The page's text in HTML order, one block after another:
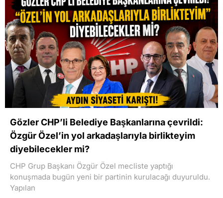
Gözler CHP’li Belediye Başkanlarına çevrildi:
Özgür Özel’in yol arkadaşlarıyla birlikteyim
diyebilecekler mi?
CHP Grup Başkanı Özgür Özel mecliste yaptığı
konuşmada bugün yeni bir partinin kurulacağı duyuruldu.
Yapılan